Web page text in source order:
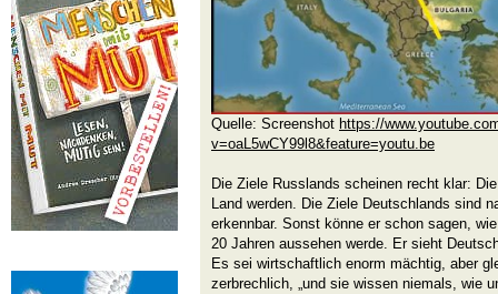
Quelle: Screenshot https://
v=oaL5wCY99l8&feature=youtu.be
Die Ziele Russlands scheinen recht klar:
Land werden. Die Ziele Deutschlands sind
erkennbar. Sonst könne er schon sagen,
20 Jahren aussehen werde. Er sieht
Es sei wirtschaftlich enorm mächtig, aber
zerbrechlich, „und sie wissen niemals, wie